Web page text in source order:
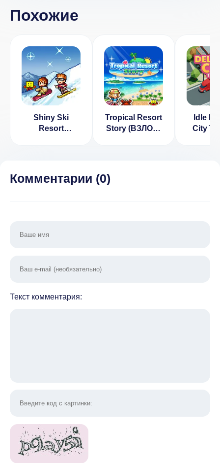
Похожие
Shiny Ski
Resort
Tropical Resort
Story (ВЗЛОМ,
Idle
City
Комментарии (0)
Текст комментария: